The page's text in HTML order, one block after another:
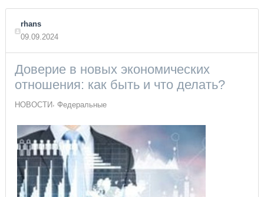
rhans
09.09.2024
Доверие в новых экономических
отношения: как быть и что делать?
НОВОСТИ Федеральные